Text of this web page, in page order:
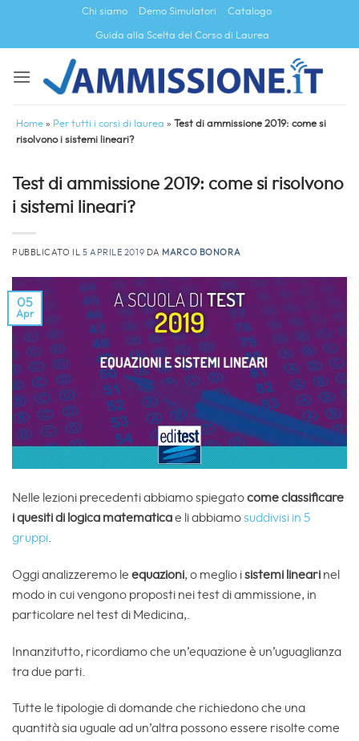
contenuti
Chi siamo Demo Simulatori Catalogo
Guida alla Scelta del Corso di Laurea
Home » Per tutti i corsi di laurea » Test di ammissione 2019: come si
risolvono i sistemi lineari?
Test di ammissione 2019: come si risolvono
i sistemi lineari?
PUBBLICATO IL 5 APRILE 2019 DA MARCO BONORA
05
Apr
Nelle lezioni precedenti abbiamo spiegatocome classificare
i quesiti di logica matematicae li abbiamosuddivisi in 5
gruppi
Oggi analizzeremo le equazioni, o meglio isistemi lineari nel
modo in cui vengono proposti nei test di ammissione, in
particolare nel test di Medicina,.
Innanzitutto, ricordiamo che un’equazione è un’uguaglianza
tra due parti.
Tutte le tipologie di domande che richiedono che una
quantità sia uguale ad un’altra possono essere risolte come